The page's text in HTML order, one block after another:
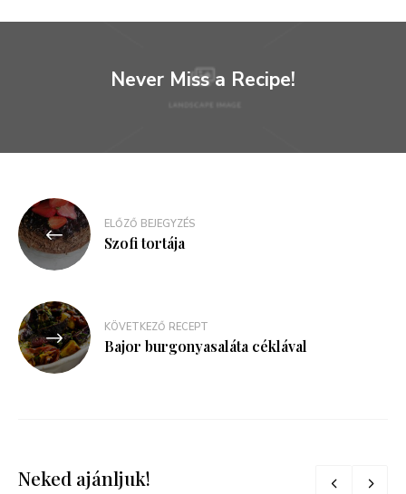
Never Miss a Recipe!
Bejegyzés
navigáció
ELŐZŐ BEJEGYZÉS
Szofi tortája
KÖVETKEZŐ RECEPT
Bajor burgonyasaláta céklával
Neked ajánljuk!